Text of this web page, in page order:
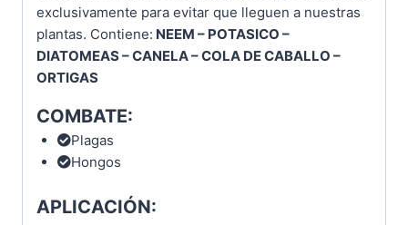
exclusivamente para evitar que lleguen a nuestras
plantas. Contiene: NEEM – POTASICO –
DIATOMEAS – CANELA – COLA DE CABALLO –
ORTIGAS
COMBATE:
Plagas
Hongos
APLICACIÓN: